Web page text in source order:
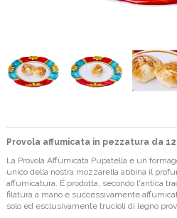
Provola affumicata in pezzatura da
La Provola Affumicata Pupatella è un
unico della nostra mozzarella abbina il
affumicatura. É prodotta, secondo l'antica
filatura a mano e successivamente
solo ed esclusivamente trucioli di legno